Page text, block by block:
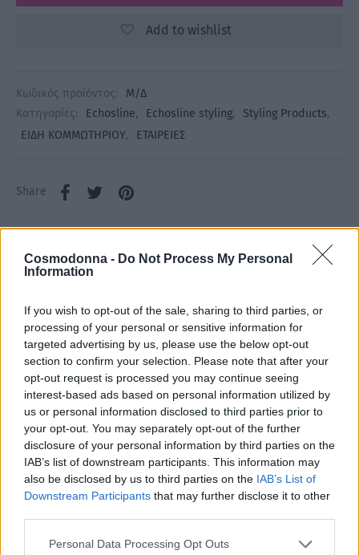
Cosmodonna - Do Not Process My Personal
Information
If you wish to opt-out of the sale, sharing to third parties, or
processing of your personal or sensitive information for
targeted advertising by us, please use the below opt-out
section to confirm your selection. Please note that after your
opt-out request is processed you may continue seeing
interest-based ads based on personal information utilized by
us or personal information disclosed to third parties prior to
your opt-out. You may separately opt-out of the further
disclosure of your personal information by third parties on the
IAB’s list of downstream participants. This information may
also be disclosed by us to third parties on the IAB’s List of
Downstream Participants that may further disclose it to other
Personal Data Processing Opt Outs
Add to wishlist
Κωδικός προϊόντος:
Μ/Δ
Κατηγορίες:
Echosline, Echosline styling, Styling Products,
ΕΙΔΗ ΚΟΜΜΩΤΗΡΙΟΥ, ΕΤΑΙΡΕΙΕΣ
Share
Επιπλέον πληροφορίες
Περιγραφή
Κρέμα για ελαστικές μπούκλες και σγουρά μαλλιά.
Εμπλουτισμένη με πανθενόλη ,aloe vera και υδρολυμένη
κινόα .Πειθαρχεί και αποτρέπει το φριζάρισμα
σχηματίζοντας άμεσα την ελαστικότητα της μπούκλας
.Έχει μέγιστη μαλακτική δράση χάρη στην υφή κρέμας
που περιέχει καθώς και ματ φινίρισμα. Η κρέμα για
στα μαλλιά βαθιά ενυδάτωση και κίνηση χωρίς να